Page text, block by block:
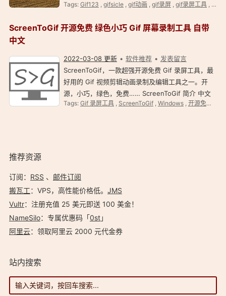
ScreenToGif 也要小，使用新的 aardio 语言开发 (开
简介 Gif123 – 极…
Tags: Gif123 , gifsicle, gif动画 , gif录屏, gif录屏工具,
ScreenToGif 开源免费 绿色小巧 Gif 屏幕录制工具 自带
中文
2022-03-08 更新 软件推荐
发表留言
ScreenToGif，一款超强开源免费 Gif 录屏工具，最
好用的 Gif 视频剪辑动画录制及编辑工具之一。开
源，小巧，绿色，免费…… ScreenToGif 简介 中文
官网：https://www.screentogif.com/?l=zh_cn
Tags: Gif 录屏工具, ScreenToGif, Windows, 开源免费
推荐资源
订阅： RSS 、 邮件订阅
搬瓦工：VPS，高性能价格低。️ JMS
Vultr：注册充值 25 美元即送 100 美金！
NameSilo：专属优惠码「0st」
阿里云：领取阿里云 2000 元代金券
站内搜索